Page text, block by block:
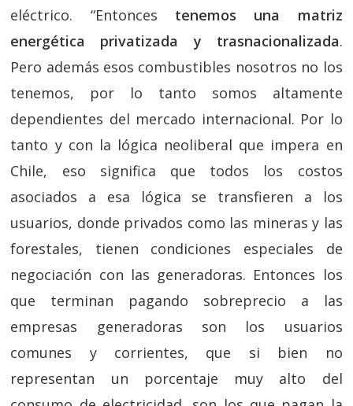
eléctrico. “Entonces tenemos una matriz
energética privatizada y trasnacionalizada.
Pero además esos combustibles nosotros no los
tenemos, por lo tanto somos altamente
dependientes del mercado internacional. Por lo
tanto y con la lógica neoliberal que impera en
Chile, eso significa que todos los costos
asociados a esa lógica se transfieren a los
usuarios, donde privados como las mineras y las
forestales, tienen condiciones especiales de
negociación con las generadoras. Entonces los
que terminan pagando sobreprecio a las
empresas generadoras son los usuarios
comunes y corrientes, que si bien no
representan un porcentaje muy alto del